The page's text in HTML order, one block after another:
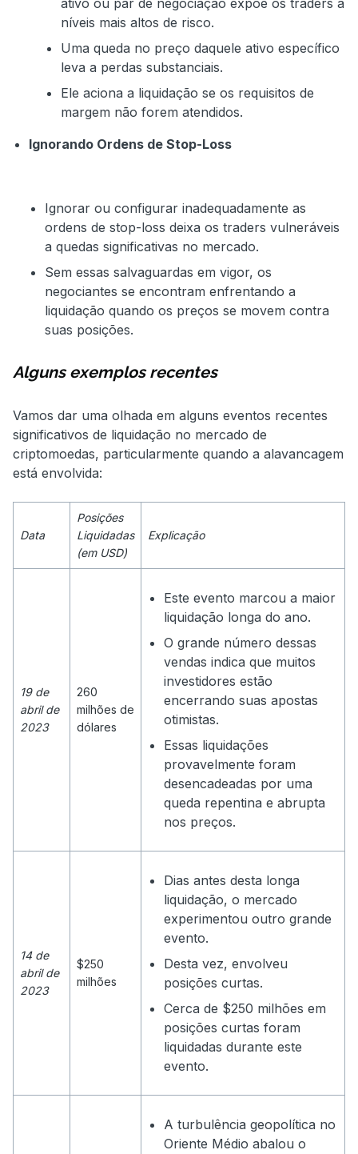
níveis mais altos de risco.
Uma queda no preço daquele ativo específico
leva a perdas substanciais.
Ele aciona a liquidação se os requisitos de
margem não forem atendidos.
Ignorando Ordens de Stop-Loss
Ignorar ou configurar inadequadamente as
ordens de stop-loss deixa os traders vulneráveis
a quedas significativas no mercado.
Sem essas salvaguardas em vigor, os
negociantes se encontram enfrentando a
liquidação quando os preços se movem contra
suas posições.
Alguns exemplos recentes
Vamos dar uma olhada em alguns eventos recentes
significativos de liquidação no mercado de
criptomoedas, particularmente quando a alavancagem
está envolvida:
Data
Posições
Liquidadas
(em USD)
Explicação
19 de
abril de
2023
260
milhões de
dólares
Este evento marcou a maior
liquidação longa do ano.
O grande número dessas
vendas indica que muitos
investidores estão
encerrando suas apostas
otimistas.
Essas liquidações
provavelmente foram
desencadeadas por uma
queda repentina e abrupta
nos preços.
14 de
abril de
2023
$250
milhões
Dias antes desta longa
liquidação, o mercado
experimentou outro grande
evento.
Desta vez, envolveu
posições curtas.
Cerca de $250 milhões em
posições curtas foram
liquidadas durante este
evento.
A turbulência geopolítica no
Oriente Médio abalou o